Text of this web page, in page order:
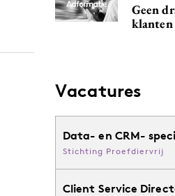
Geen
Vacatures
Data- en CRM-
Stichting Proefdiervrij
Client Service